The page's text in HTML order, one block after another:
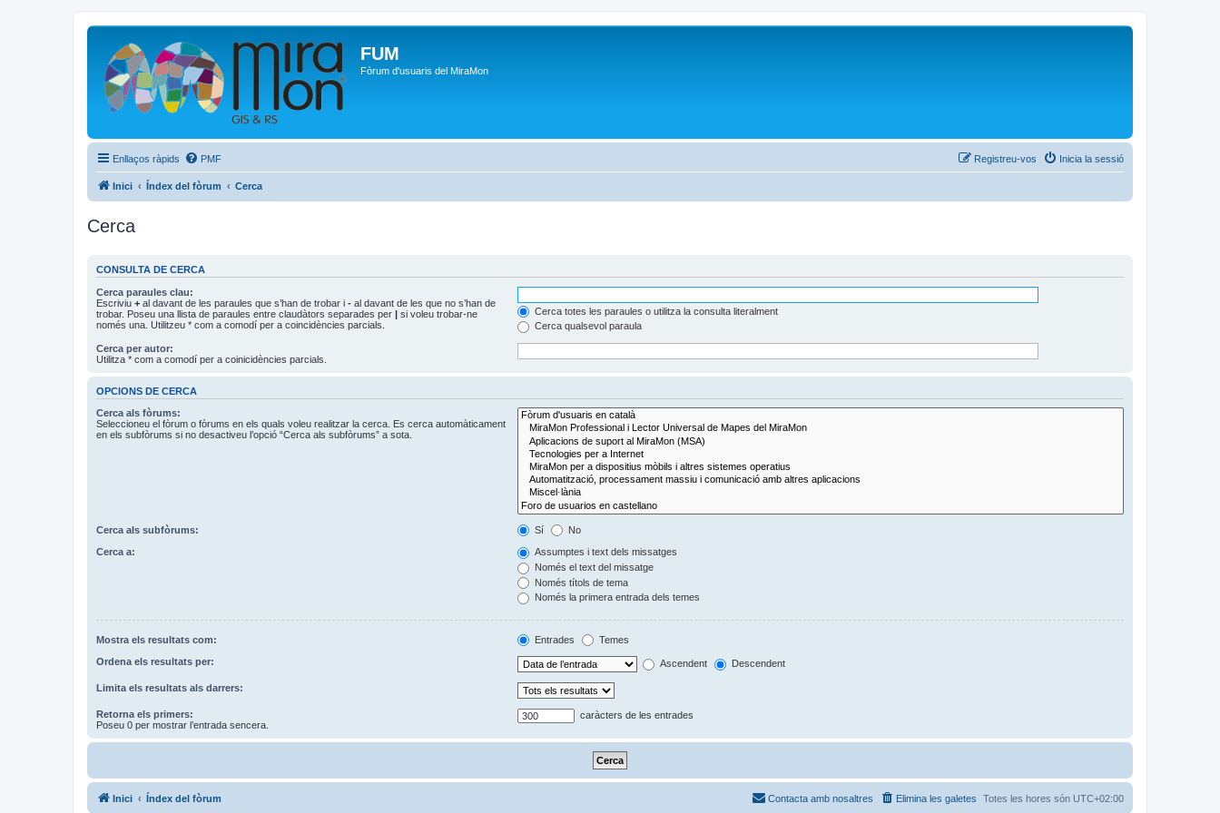
FUM
Fòrum d'usuaris del MiraMon
Enllaços ràpids PMF Inicia la sessió
Registreu-vos
Inici Índex del fòrum Cerca
Cerca
CONSULTA DE CERCA
Cerca paraules clau:
Escriviu + al davant de les paraules que s’han de trobar i - al davant de les que no s’han de
trobar. Poseu una llista de paraules entre claudàtors separades per | si voleu trobar-ne
només una. Utilitzeu * com a comodí per a coincidències parcials.
Cerca totes les paraules o utilitza la consulta literalment
Cerca qualsevol paraula
Cerca per autor:
Utilitza * com a comodí per a coinicidències parcials.
OPCIONS DE CERCA
Cerca als fòrums:
Seleccioneu el fòrum o fòrums en els quals voleu realitzar la cerca. Es cerca automàticament
en els subfòrums si no desactiveu l’opció “Cerca als subfòrums” a sota.
Cerca als subfòrums: Sí No
Cerca a:
Assumptes i text dels missatges
Només el text del missatge
Només títols de tema
Només la primera entrada dels temes
Mostra els resultats com: Entrades Temes
Ordena els resultats per: Ascendent Descendent
Limita els resultats als darrers:
Retorna els primers:
Poseu 0 per mostrar l’entrada sencera.
caràcters de les entrades
Inici Índex del fòrum Totes les hores són UTC+02:00
Elimina les galetes
Contacta amb nosaltres